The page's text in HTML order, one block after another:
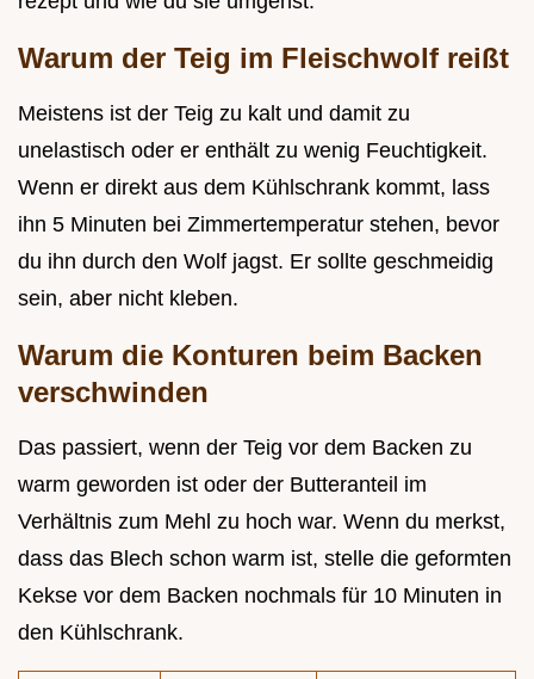
Warum der Teig im Fleischwolf reißt
Meistens ist der Teig zu kalt und damit zu
unelastisch oder er enthält zu wenig Feuchtigkeit.
Wenn er direkt aus dem Kühlschrank kommt, lass
ihn 5 Minuten bei Zimmertemperatur stehen, bevor
du ihn durch den Wolf jagst. Er sollte geschmeidig
sein, aber nicht kleben.
Warum die Konturen beim Backen
verschwinden
Das passiert, wenn der Teig vor dem Backen zu
warm geworden ist oder der Butteranteil im
Verhältnis zum Mehl zu hoch war. Wenn du merkst,
dass das Blech schon warm ist, stelle die geformten
Kekse vor dem Backen nochmals für 10 Minuten in
den Kühlschrank.